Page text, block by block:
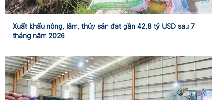
Xuất khẩu nông, lâm, thủy sản đạt gần 42,8 tỷ USD sau 7
tháng năm 2026